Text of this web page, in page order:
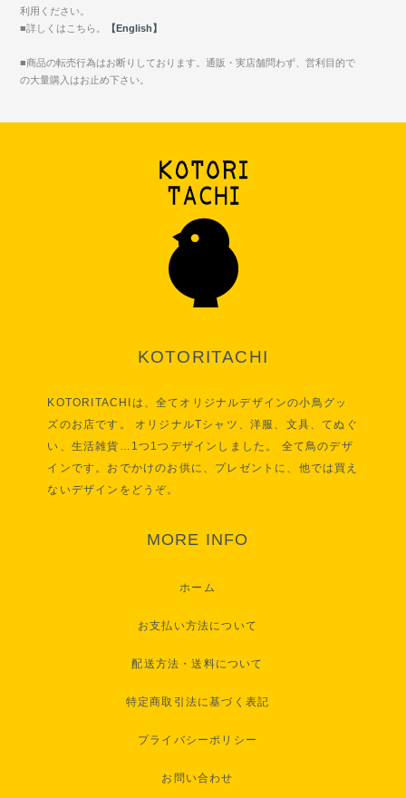
利用ください。
■詳しくはこちら。
【English】
■商品の転売行為はお断りしております。通販・実店舗問わず、営利目的で
の大量購入はお止め下さい。
KOTORITACHI
KOTORITACHIは、全てオリジナルデザインの小鳥グッ
ズのお店です。 オリジナルTシャツ、洋服、文具、てぬぐ
い、生活雑貨…1つ1つデザインしました。 全て鳥のデザ
インです。おでかけのお供に、プレゼントに、他では買え
ないデザインをどうぞ。
MORE INFO
ホーム
お支払い方法について
配送方法・送料について
特定商取引法に基づく表記
プライバシーポリシー
お問い合わせ